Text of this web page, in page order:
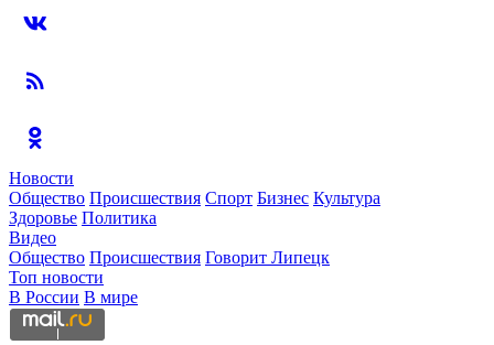
Новости
Общество Происшествия Спорт Бизнес Культура
Здоровье Политика
Видео
Общество Происшествия Говорит Липецк
Топ новости
В России В мире